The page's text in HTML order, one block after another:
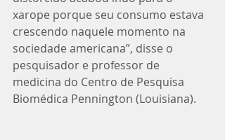
xarope porque seu consumo estava
crescendo naquele momento na
sociedade americana”, disse o
pesquisador e professor de
medicina do Centro de Pesquisa
Biomédica Pennington (Louisiana).